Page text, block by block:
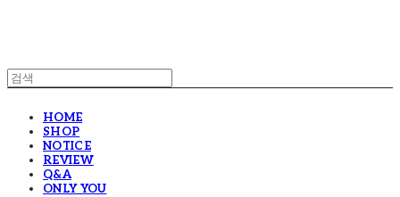
HOME
SHOP
NOTICE
REVIEW
Q&A
ONLY YOU